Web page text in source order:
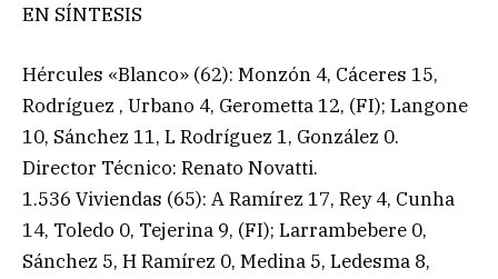
EN SÍNTESIS
Hércules «Blanco» (62): Monzón 4, Cáceres 15,
Rodríguez , Urbano 4, Gerometta 12, (FI); Langone
10, Sánchez 11, L Rodríguez 1, González 0.
Director Técnico: Renato Novatti.
1.536 Viviendas (65): A Ramírez 17, Rey 4, Cunha
14, Toledo 0, Tejerina 9, (FI); Larrambebere 0,
Sánchez 5, H Ramírez 0, Medina 5, Ledesma 8,